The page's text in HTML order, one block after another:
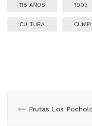
118 AÑOS 1903
CULTURA
Frutas Los